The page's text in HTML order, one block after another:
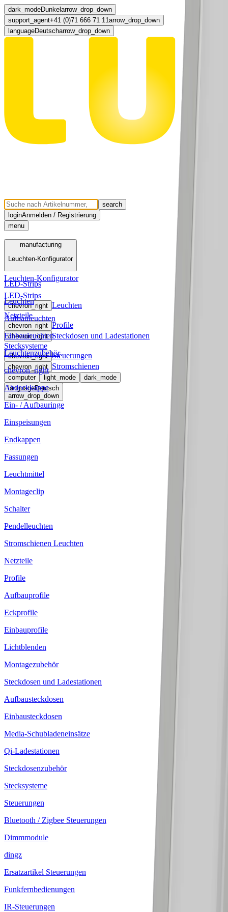
dark_modeDunkel arrow_drop_down
support_agent+41 (0)71 666 71 11arrow_drop_down
languageDeutscharrow_drop_down
search
loginAnmelden / Registrierung
menu
Menü
manufacturing
Leuchten-Konfigurator
LED-Strips
chevron_right Leuchten
Netzteile
chevron_right Profile
chevron_right Steckdosen und Ladestationen
Stecksysteme
chevron_right Steuerungen
chevron_right Stromschienen
computer light_mode
dark_mode
languageDeutsch
arrow_drop_down
manufacturing
Leuchten-Konfigurator
LED-Strips
Leuchten
Aufbauleuchten
Einbauleuchten
Leuchtenzubehör
chevron_right
Abdeckkappe
Ein- / Aufbauringe
Einspeisungen
Endkappen
Fassungen
Leuchtmittel
Montageclip
Schalter
Pendelleuchten
Stromschienen Leuchten
Netzteile
Profile
Aufbauprofile
Eckprofile
Einbauprofile
Lichtblenden
Montagezubehör
Steckdosen und Ladestationen
Aufbausteckdosen
Einbausteckdosen
Media-Schubladeneinsätze
Qi-Ladestationen
Steckdosenzubehör
Stecksysteme
Steuerungen
Bluetooth / Zigbee Steuerungen
Dimmmodule
dingz
Ersatzartikel Steuerungen
Funkfernbedienungen
IR-Steuerungen